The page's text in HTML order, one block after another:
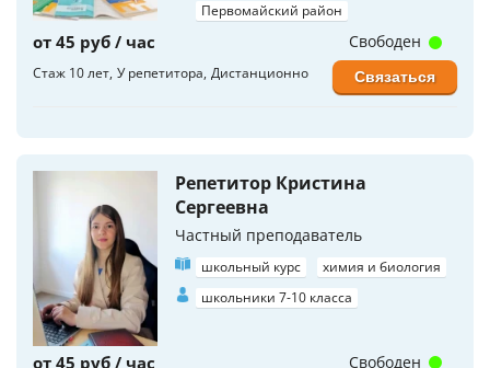
Первомайский район
от 45 руб / час
Стаж 10 лет У репетитора Дистанционно
Свободен
Связаться
Репетитор Кристина
Сергеевна
Частный преподаватель
школьный курс
химия и биология
школьники 7-10 класса
от 45 руб / час Свободен